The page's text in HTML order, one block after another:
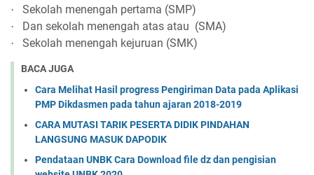
· Sekolah menengah pertama (SMP)
· Dan sekolah menengah atas atau (SMA)
· Sekolah menengah kejuruan (SMK)
BACA JUGA
Cara Melihat Hasil progress Pengiriman Data pada Aplikasi
PMP Dikdasmen pada tahun ajaran 2018-2019
CARA MUTASI TARIK PESERTA DIDIK PINDAHAN
LANGSUNG MASUK DAPODIK
Pendataan UNBK Cara Download file dz dan pengisian